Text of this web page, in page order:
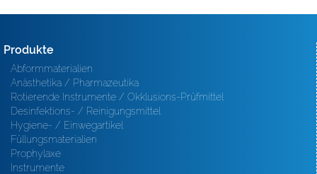
Produkte
Abformmaterialien
Anästhetika / Pharmazeutika
Rotierende Instrumente / Okklusions-Prüfmittel
Desinfektions- / Reinigungsmittel
Hygiene- / Einwegartikel
Füllungsmaterialien
Prophylaxe
Instrumente